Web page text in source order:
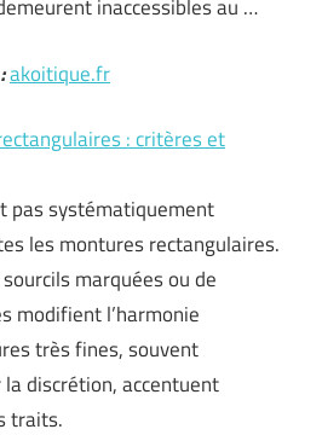
inaccessibles au …
akoitique.fr
: critères et
pas systématiquement
les montures rectangulaires.
marquées ou de
modifient l’harmonie
très fines, souvent
discrétion, accentuent
traits.